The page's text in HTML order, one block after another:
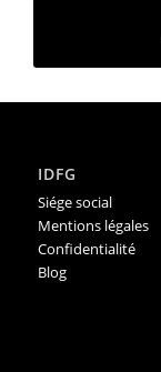
IDFG
Siége social
Mentions légales
Confidentialité
Blog